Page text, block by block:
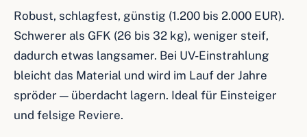
Robust, schlagfest, günstig (1.200 bis 2.000 EUR).
Schwerer als GFK (26 bis 32 kg), weniger steif,
dadurch etwas langsamer. Bei UV-Einstrahlung
bleicht das Material und wird im Lauf der Jahre
spröder — überdacht lagern. Ideal für Einsteiger
und felsige Reviere.